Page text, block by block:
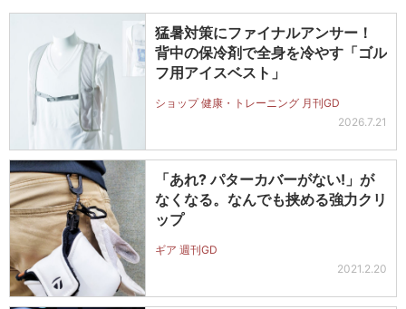
猛暑対策にファイナルアンサー！
背中の保冷剤で全身を冷やす「ゴル
フ用アイスベスト」
ショップ 健康・トレーニング 月刊GD
2026.7.21
「あれ? パターカバーがない!」が
なくなる。なんでも挟める強力クリ
ップ
ギア 週刊GD
2021.2.20